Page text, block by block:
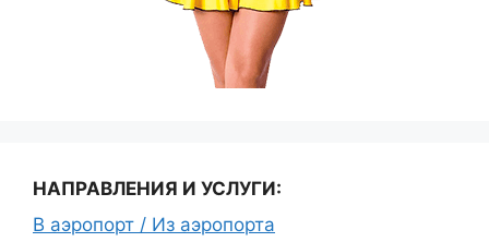
НАПРАВЛЕНИЯ И УСЛУГИ:
В аэропорт / Из аэропорта